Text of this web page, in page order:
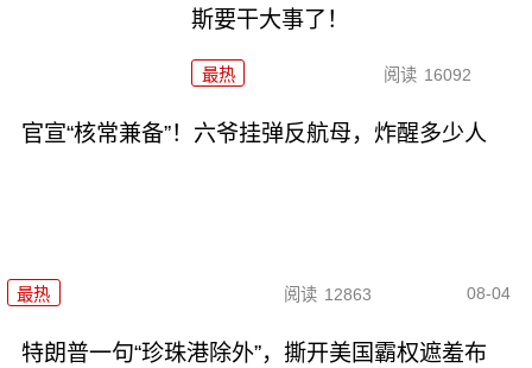
斯要干大事了！
最热 阅读 16092
官宣“核常兼备”！六爷挂弹反航母，炸醒多少人
最热 阅读 12863 08-04
特朗普一句“珍珠港除外”，撕开美国霸权遮羞布